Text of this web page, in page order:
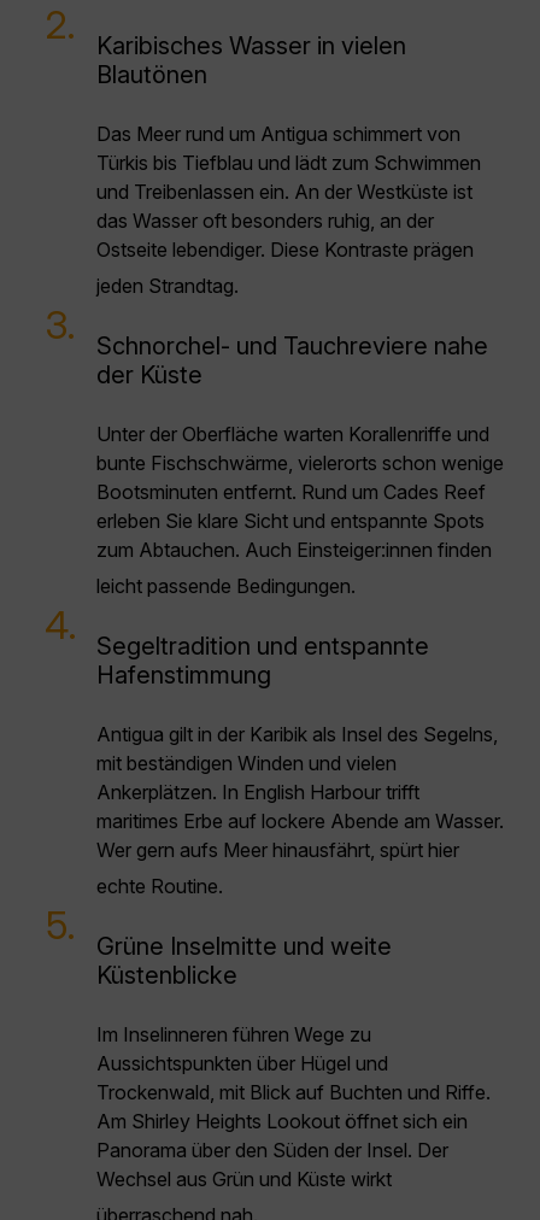
2.
Karibisches Wasser in vielen
Blautönen
Das Meer rund um Antigua schimmert von
Türkis bis Tiefblau und lädt zum Schwimmen
und Treibenlassen ein. An der Westküste ist
das Wasser oft besonders ruhig, an der
Ostseite lebendiger. Diese Kontraste prägen
jeden Strandtag.
3.
Schnorchel- und Tauchreviere nahe
der Küste
Unter der Oberfläche warten Korallenriffe und
bunte Fischschwärme, vielerorts schon wenige
Bootsminuten entfernt. Rund um Cades Reef
erleben Sie klare Sicht und entspannte Spots
zum Abtauchen. Auch Einsteiger:innen finden
leicht passende Bedingungen.
4.
Segeltradition und entspannte
Hafenstimmung
Antigua gilt in der Karibik als Insel des Segelns,
mit beständigen Winden und vielen
Ankerplätzen. In English Harbour trifft
maritimes Erbe auf lockere Abende am Wasser.
Wer gern aufs Meer hinausfährt, spürt hier
echte Routine.
5.
Grüne Inselmitte und weite
Küstenblicke
Im Inselinneren führen Wege zu
Aussichtspunkten über Hügel und
Trockenwald, mit Blick auf Buchten und Riffe.
Am Shirley Heights Lookout öffnet sich ein
Panorama über den Süden der Insel. Der
Wechsel aus Grün und Küste wirkt